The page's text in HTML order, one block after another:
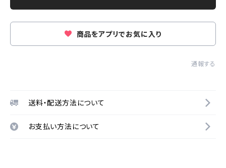
商品をアプリでお気に入り
通報する
送料・配送方法について
お支払い方法について